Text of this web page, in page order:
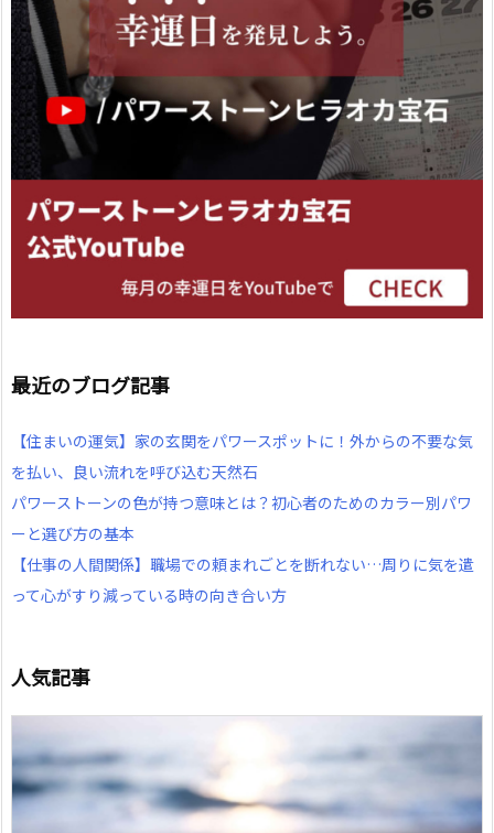
最近のブログ記事
【住まいの運気】家の玄関をパワースポットに！外からの不要な気
を払い、良い流れを呼び込む天然石
パワーストーンの色が持つ意味とは？初心者のためのカラー別パワ
ーと選び方の基本
【仕事の人間関係】職場での頼まれごとを断れない…周りに気を遣
って心がすり減っている時の向き合い方
人気記事